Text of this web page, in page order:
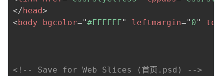
</head>
<body bgcolor="#FFFFFF" leftmargin=" 0"
<!-- Save for Web Slices (首页.psd) -->